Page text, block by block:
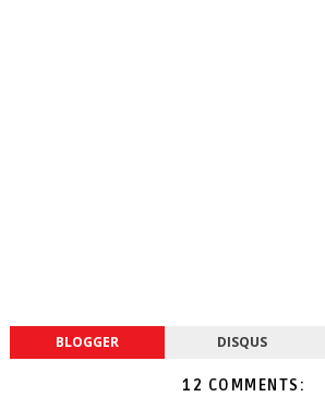
BLOGGER DISQUS
12 COMMENTS: